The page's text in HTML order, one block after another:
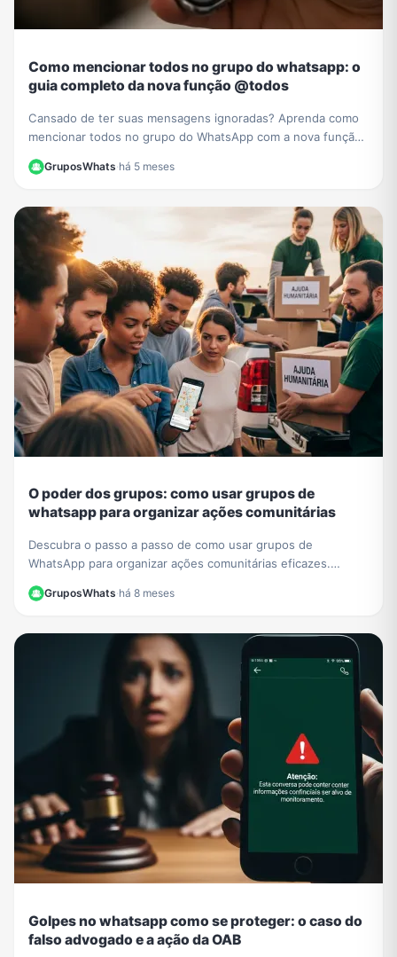
Como mencionar todos no grupo do whatsapp: o
guia completo da nova função @todos
Cansado de ter suas mensagens ignoradas? Aprenda como
mencionar todos no grupo do WhatsApp com a nova função
GruposWhats·há 5 meses
O poder dos grupos: como usar grupos de
whatsapp para organizar ações comunitárias
Descubra o passo a passo de como usar grupos de
WhatsApp para organizar ações comunitárias eficazes.
GruposWhats·há 8 meses
Golpes no whatsapp como se proteger: o caso do
falso advogado e a ação da OAB